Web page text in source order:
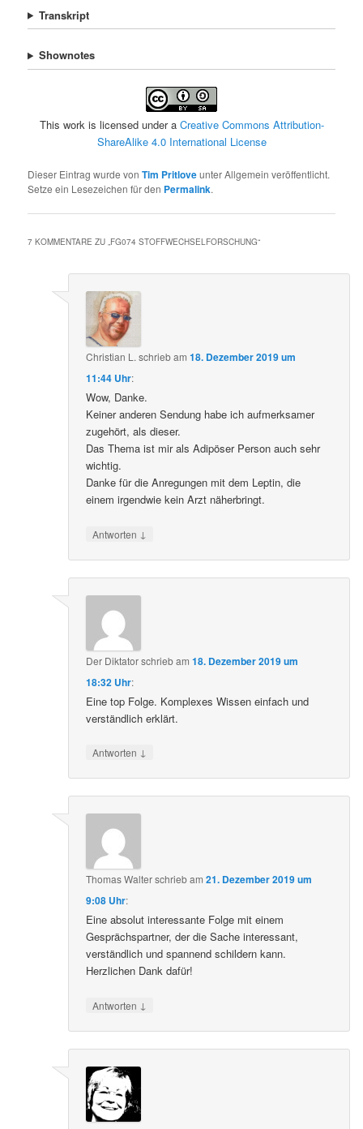
Transkript
Shownotes
This work is licensed under a Creative Commons Attribution-
ShareAlike 4.0 International License
Dieser Eintrag wurde vonTim Pritloveunter Allgemein veröffentlicht.
Setze ein Lesezeichen für den Permalink.
7 KOMMENTARE ZU „FG074 STOFFWECHSELFORSCHUNG“
Christian L.schriebam18. Dezember 2019 um
11:44 Uhr:
Wow, Danke.
Keiner anderen Sendung habe ich aufmerksamer
zugehört, als dieser.
Das Thema ist mir als Adipöser Person auch sehr
wichtig.
Danke für die Anregungen mit dem Leptin, die
einem irgendwie kein Arzt näherbringt.
Antworten ↓
Der Diktatorschriebam18. Dezember 2019 um
18:32 Uhr:
Eine top Folge. Komplexes Wissen einfach und
verständlich erklärt.
Antworten ↓
Thomas Walterschriebam21. Dezember 2019 um
9:08 Uhr:
Eine absolut interessante Folge mit einem
Gesprächspartner, der die Sache interessant,
verständlich und spannend schildern kann.
Herzlichen Dank dafür!
Antworten ↓